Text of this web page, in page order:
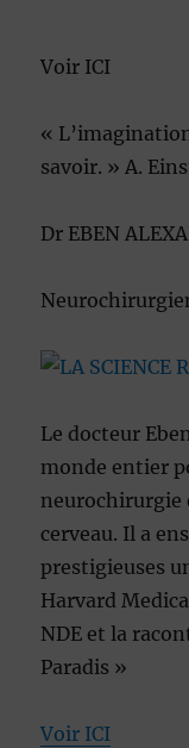
Voir ICI
«
savoir. » A.
Dr EBEN
Le docteur
monde entier
neurochirurgie
cerveau. Il a
prestigieuses
Harvard
NDE et la
Paradis »
Voir ICI